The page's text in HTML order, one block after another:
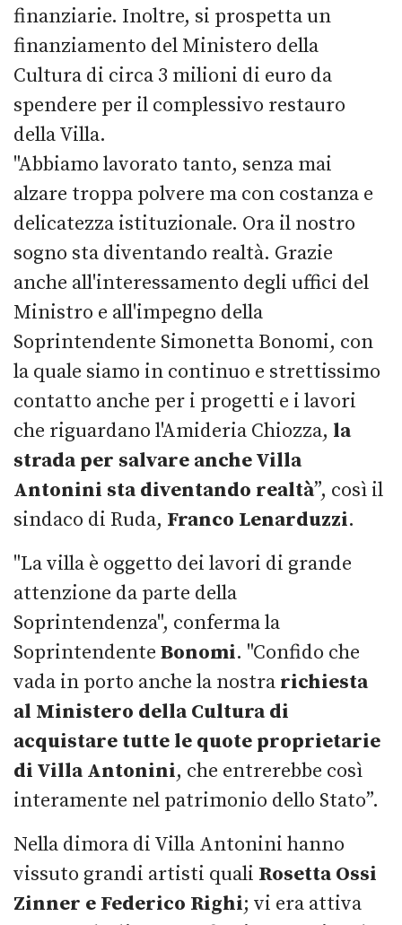
finanziarie. Inoltre, si prospetta un
finanziamento del Ministero della
Cultura di circa 3 milioni di euro da
spendere per il complessivo restauro
della Villa.
"Abbiamo lavorato tanto, senza mai
alzare troppa polvere ma con costanza e
delicatezza istituzionale. Ora il nostro
sogno sta diventando realtà. Grazie
anche all'interessamento degli uffici del
Ministro e all'impegno della
Soprintendente Simonetta Bonomi, con
la quale siamo in continuo e strettissimo
contatto anche per i progetti e i lavori
che riguardano l'Amideria Chiozza, la
strada per salvare anche Villa
Antonini sta diventando realtà”, così il
sindaco di Ruda, Franco Lenarduzzi.
"La villa è oggetto dei lavori di grande
attenzione da parte della
Soprintendenza", conferma la
Soprintendente Bonomi. "Confido che
vada in porto anche la nostra richiesta
al Ministero della Cultura di
acquistare tutte le quote proprietarie
di Villa Antonini, che entrerebbe così
interamente nel patrimonio dello Stato”.
Nella dimora di Villa Antonini hanno
vissuto grandi artisti quali Rosetta Ossi
Zinner e Federico Righi; vi era attiva